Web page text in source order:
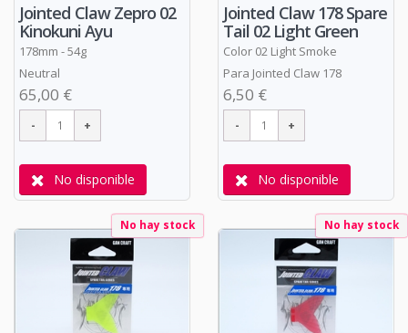
Jointed Claw Zepro 02
Kinokuni Ayu
178mm - 54g
Neutral
65,00 €
No disponible
Jointed Claw 178 Spare
Tail 02 Light Green
Color 02 Light Smoke
Para Jointed Claw 178
6,50 €
No disponible
No hay stock No hay stock